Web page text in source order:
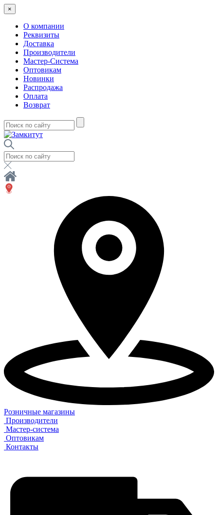
×
О компании
Реквизиты
Доставка
Производители
Мастер-Система
Оптовикам
Новинки
Распродажа
Оплата
Возврат
Розничные магазины
Производители
Мастер-система
Оптовикам
Контакты